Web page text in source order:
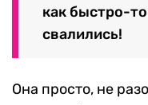
как быстро-
свалились!
Она просто, не